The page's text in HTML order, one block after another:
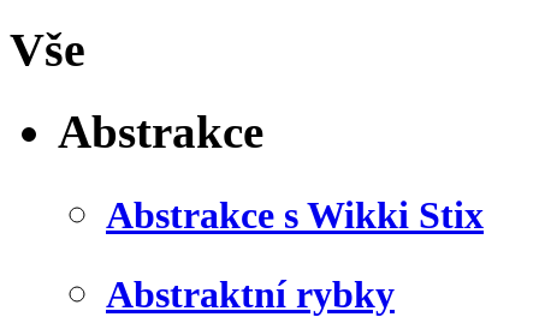
Vše
Abstrakce
Abstrakce s Wikki Stix
Abstraktní rybky